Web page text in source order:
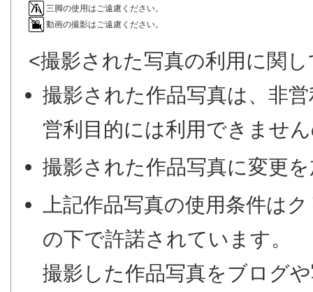
三脚の使用はご遠慮ください。
動画の撮影はご遠慮ください。
<撮影された写真の利用に関
撮影された作品写真は、非
営利目的には利用できませ
撮影された作品写真に変更
上記作品写真の使用条件は
の下で許諾されています。
撮影した作品写真をブログ